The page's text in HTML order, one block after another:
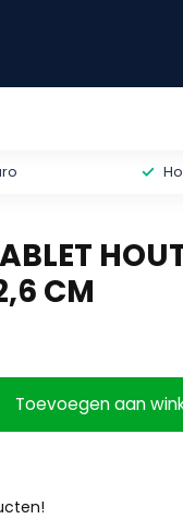
CM
Toevoegen aan